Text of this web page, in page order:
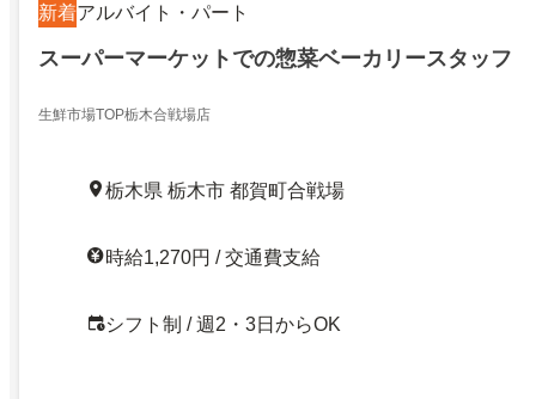
新着アルバイト・パート
スーパーマーケットでの惣菜ベーカリースタッフ
生鮮市場TOP栃木合戦場店
栃木県 栃木市 都賀町合戦場
時給1,270円 / 交通費支給
シフト制 / 週2・3日からOK